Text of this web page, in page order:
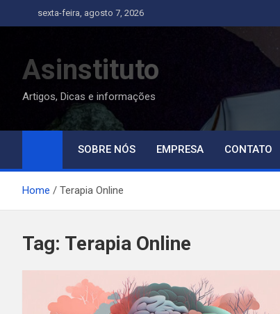
to
sexta-feira, agosto 7, 2026
Asinstituto
Artigos, Dicas e informações
SOBRE NÓS EMPRESA CONTATO
Home Terapia Online
Tag: Terapia Online